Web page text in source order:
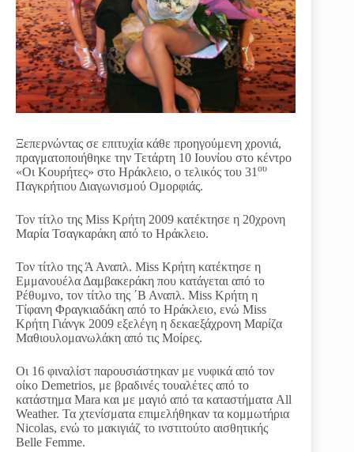
Ξεπερνώντας σε επιτυχία κάθε προηγούμενη χρονιά,
πραγματοποιήθηκε την Τετάρτη 10 Ιουνίου στο κέντρο
«Oι Κουρήτες» στο Ηράκλειο, ο τελικός του 31 ου
Παγκρήτιου Διαγωνισμού Ομορφιάς.
Τον τίτλο της Miss Κρήτη 2009 κατέκτησε η 20χρονη
Μαρία Τσαγκαράκη από το Ηράκλειο.
Τον τίτλο της Ά Αναπλ. Miss Κρήτη κατέκτησε η
Εμμανουέλα Δαμβακεράκη που κατάγεται από το
Ρέθυμνο, τον τίτλο της ΄Β Αναπλ. Miss Κρήτη η
Τίφανη Φραγκιαδάκη από το Ηράκλειο, ενώ Miss
Κρήτη Γιάνγκ 2009 εξελέγη η δεκαεξάχρονη Μαρίζα
Μαθιουλομανωλάκη από τις Μοίρες.
Οι 16 φιναλίστ παρουσιάστηκαν με νυφικά από τον
οίκο Demetrios, με βραδινές τουαλέτες από το
κατάστημα Mara και με μαγιό από τα καταστήματα All
Weather. Τα χτενίσματα επιμελήθηκαν τα κομμωτήρια
Nicolas, ενώ το μακιγιάζ το ινστιτούτο αισθητικής
Belle Femme.